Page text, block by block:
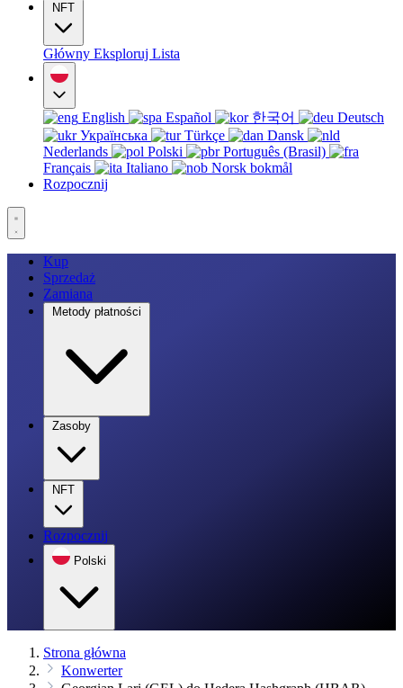
NFT
Główny Eksploruj Lista
English Español 한국어
Deutsch
Українська
Türkçe
Dansk
Nederlands
Polski
Português (Brasil)
Français
Italiano
Norsk bokmål
Rozpocznij
Kup
Sprzedaż
Zamiana
Metody płatności
Zasoby
NFT
Rozpocznij
Polski
Strona główna
Konwerter